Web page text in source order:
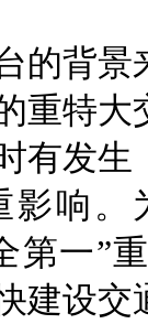
背景
重特
有发
影响
第一”
建设